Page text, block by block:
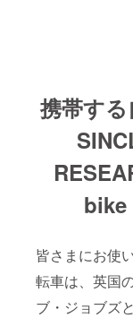
携帯す
皆さまにお使
転車は、英国
ブ・ジョブズ